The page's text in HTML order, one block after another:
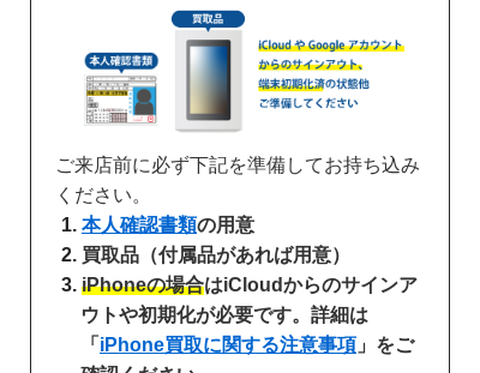
ご来店前に必ず下記を準備してお持ち込み
ください。
本人確認書類の用意
買取品（付属品があれば用意）
iPhoneの場合はiCloudからのサインア
ウトや初期化が必要です。詳細は
「 iPhone買取に関する注意事項 」をご